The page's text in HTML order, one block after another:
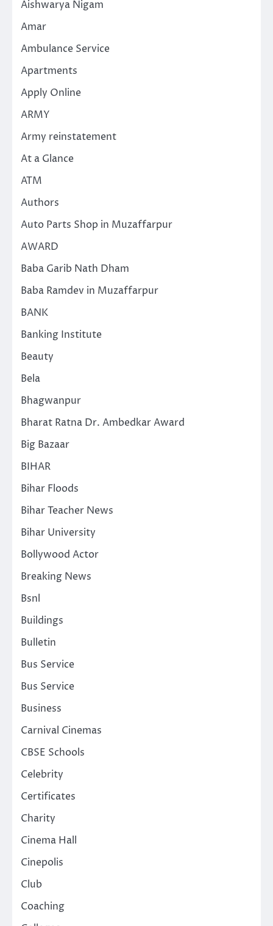
Aishwarya Nigam
Amar
Ambulance Service
Apartments
Apply Online
ARMY
Army reinstatement
At a Glance
ATM
Authors
Auto Parts Shop in Muzaffarpur
AWARD
Baba Garib Nath Dham
Baba Ramdev in Muzaffarpur
BANK
Banking Institute
Beauty
Bela
Bhagwanpur
Bharat Ratna Dr. Ambedkar Award
Big Bazaar
BIHAR
Bihar Floods
Bihar Teacher News
Bihar University
Bollywood Actor
Breaking News
Bsnl
Buildings
Bulletin
Bus Service
Bus Service
Business
Carnival Cinemas
CBSE Schools
Celebrity
Certificates
Charity
Cinema Hall
Cinepolis
Club
Coaching